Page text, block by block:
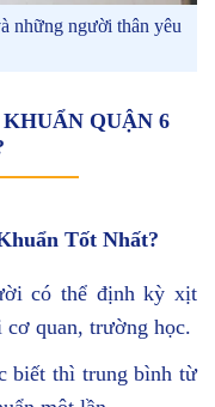
những người thân yêu
QUẬN 6
Tốt Nhất?
có thể định kỳ xịt
quan, trường học.
biết thì trung bình từ